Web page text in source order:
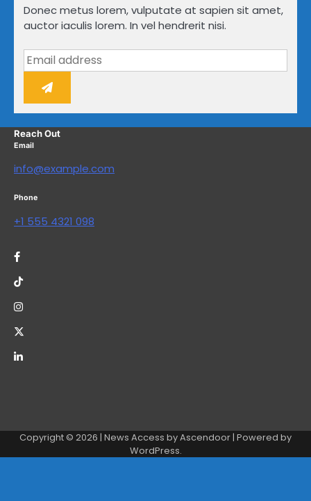
Donec metus lorem, vulputate at sapien sit amet,
auctor iaculis lorem. In vel hendrerit nisi.
Reach Out
Email
info@example.com
Phone
+1 555 4321 098
Copyright © 2026 | News Access byAscendoor| Powered by
WordPress.